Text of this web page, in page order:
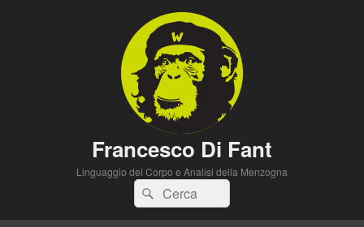
Francesco Di Fant
Linguaggio del Corpo e Analisi della Menzogna
Cerca:Cerca